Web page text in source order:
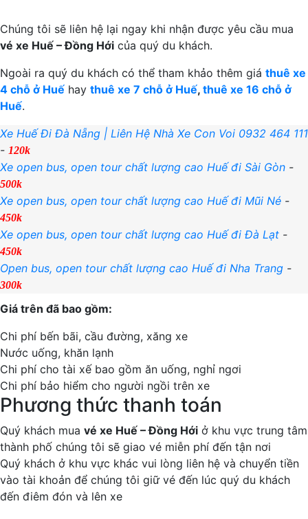
Chúng tôi sẽ liên hệ lại ngay khi nhận được yêu cầu mua
vé xe Huế – Đồng Hới của quý du khách.
Ngoài ra quý du khách có thể tham khảo thêm giá thuê xe
4 chỗ ở Huế hay thuê xe 7 chỗ ở Huế, thuê xe 16 chỗ ở
Huế.
Xe Huế Đi Đà Nẵng | Liên Hệ Nhà Xe Con Voi 0932 464 111
- 120k
Xe open bus, open tour chất lượng cao Huế đi Sài Gòn -
500k
Xe open bus, open tour chất lượng cao Huế đi Mũi Né -
450k
Xe open bus, open tour chất lượng cao Huế đi Đà Lạt -
450k
Open bus, open tour chất lượng cao Huế đi Nha Trang -
300k
Giá trên đã bao gồm:
Chi phí bến bãi, cầu đường, xăng xe
Nước uống, khăn lạnh
Chi phí cho tài xế bao gồm ăn uống, nghỉ ngơi
Chi phí bảo hiểm cho người ngồi trên xe
Phương thức thanh toán
Quý khách mua vé xe Huế – Đồng Hới ở khu vực trung tâm
thành phố chúng tôi sẽ giao vé miễn phí đến tận nơi
Quý khách ở khu vực khác vui lòng liên hệ và chuyển tiền
vào tài khoản để chúng tôi giữ vé đến lúc quý du khách
đến điêm đón và lên xe